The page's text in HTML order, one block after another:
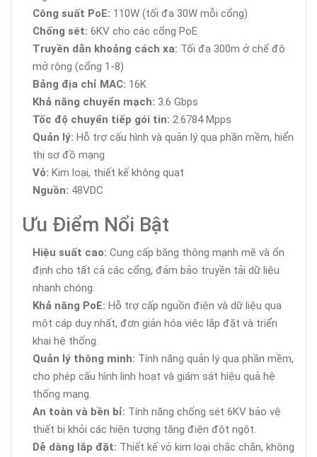
Công suất PoE: 110W (tối đa 30W mỗi cổng)
Chống sét: 6KV cho các cổng PoE
Truyền dẫn khoảng cách xa: Tối đa 300m ở chế độ
mở rộng (cổng 1-8)
Bảng địa chỉ MAC: 16K
Khả năng chuyển mạch: 3.6 Gbps
Tốc độ chuyển tiếp gói tin: 2.6784 Mpps
Quản lý: Hỗ trợ cấu hình và quản lý qua phần mềm, hiển
thị sơ đồ mạng
Vỏ: Kim loại, thiết kế không quạt
Nguồn: 48VDC
Ưu Điểm Nổi Bật
Hiệu suất cao: Cung cấp băng thông mạnh mẽ và ổn
định cho tất cả các cổng, đảm bảo truyền tải dữ liệu
nhanh chóng.
Khả năng PoE: Hỗ trợ cấp nguồn điện và dữ liệu qua
một cáp duy nhất, đơn giản hóa việc lắp đặt và triển
khai hệ thống.
Quản lý thông minh: Tính năng quản lý qua phần mềm,
cho phép cấu hình linh hoạt và giám sát hiệu quả hệ
thống mạng.
An toàn và bền bỉ: Tính năng chống sét 6KV bảo vệ
thiết bị khỏi các hiện tượng tăng điện đột ngột.
Dễ dàng lắp đặt: Thiết kế vỏ kim loại chắc chắn, không